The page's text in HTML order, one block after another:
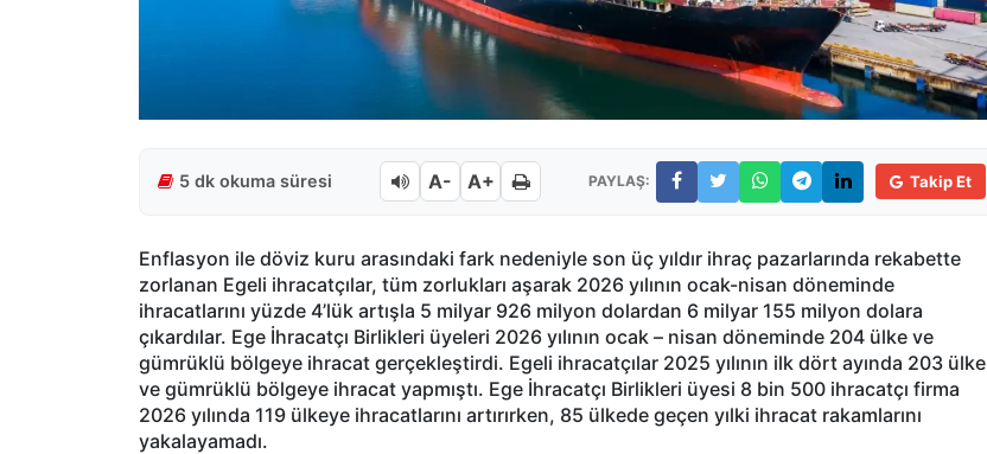
5 dk okuma süresi A- A+ PAYLAŞ: Takip Et
Enflasyon ile döviz kuru arasındaki fark nedeniyle son üç yıldır ihraç pazarlarında rekabette
zorlanan Egeli ihracatçılar, tüm zorlukları aşarak 2026 yılının ocak-nisan döneminde
ihracatlarını yüzde 4’lük artışla 5 milyar 926 milyon dolardan 6 milyar 155 milyon dolara
çıkardılar. Ege İhracatçı Birlikleri üyeleri 2026 yılının ocak – nisan döneminde 204 ülke ve
gümrüklü bölgeye ihracat gerçekleştirdi. Egeli ihracatçılar 2025 yılının ilk dört ayında 203 ülke
ve gümrüklü bölgeye ihracat yapmıştı. Ege İhracatçı Birlikleri üyesi 8 bin 500 ihracatçı firma
2026 yılında 119 ülkeye ihracatlarını artırırken, 85 ülkede geçen yılki ihracat rakamlarını
yakalayamadı.